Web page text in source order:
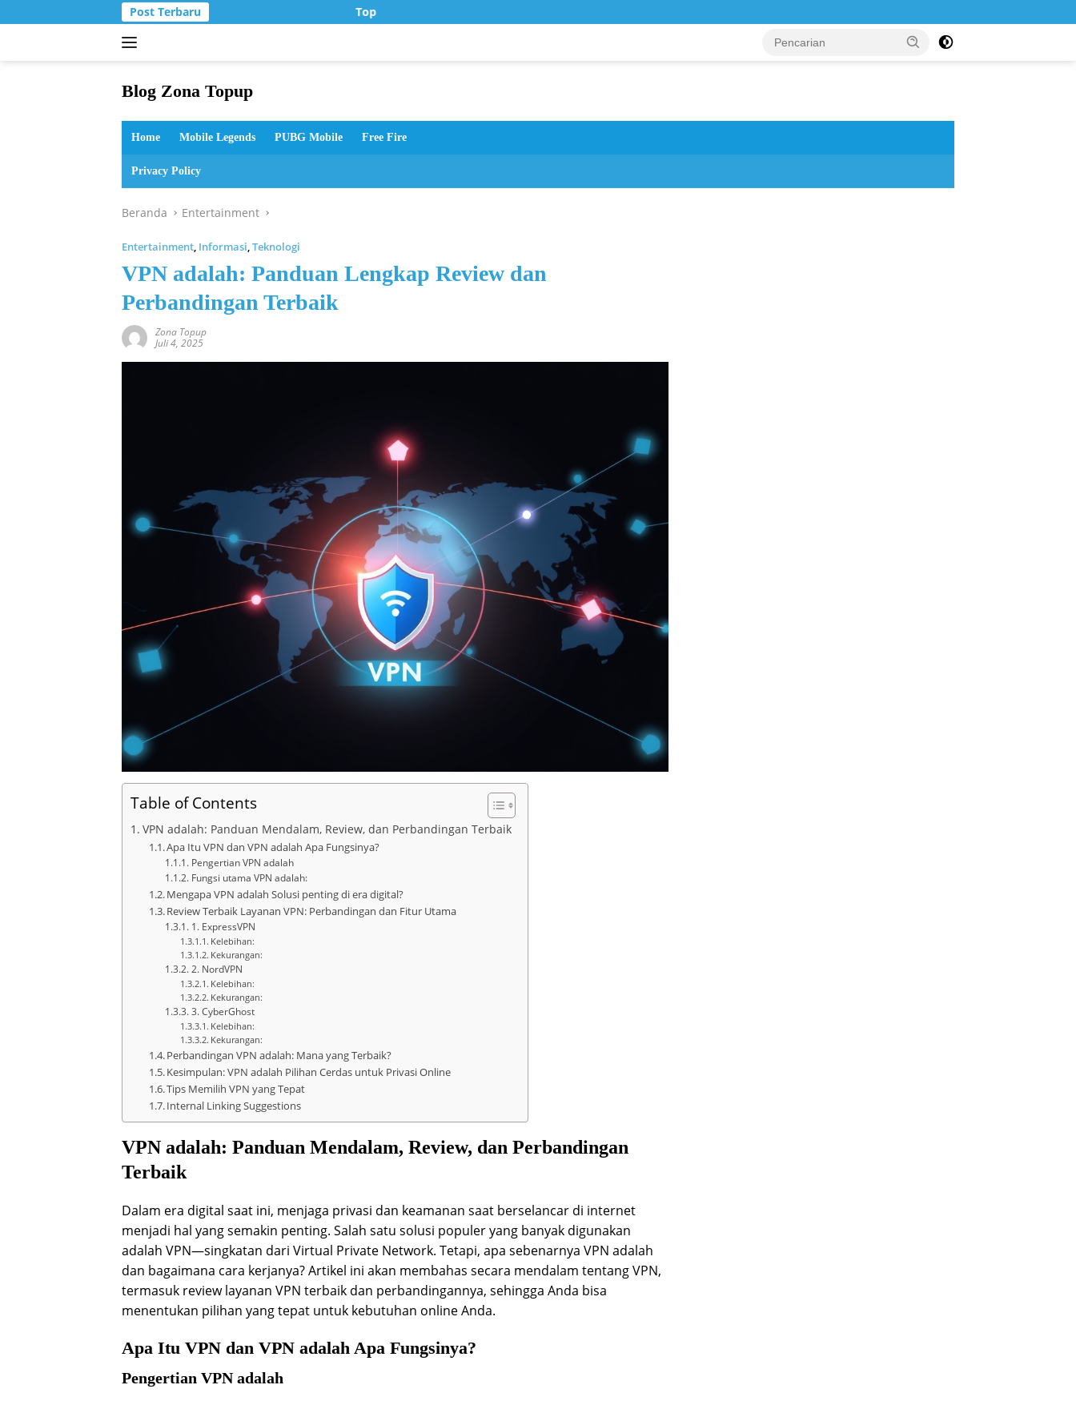
ke
Post Terbaru Top Up Murah di Zona Topup
Blog Zona Topup
dan
bermain
Home Mobile Legends PUBG Mobile Free Fire
Privacy Policy
Beranda Entertainment
Entertainment, Informasi,Teknologi
VPN adalah: Panduan Lengkap Review dan
Perbandingan Terbaik
Zona Topup
Juli 4, 2025
Table of Contents
VPN adalah: Panduan Mendalam, Review, dan Perbandingan Terbaik
Apa Itu VPN dan VPN adalah Apa Fungsinya?
Pengertian VPN adalah
Fungsi utama VPN adalah:
Mengapa VPN adalah Solusi penting di era digital?
Review Terbaik Layanan VPN: Perbandingan dan Fitur Utama
1. ExpressVPN
Kelebihan:
Kekurangan:
2. NordVPN
Kelebihan:
Kekurangan:
3. CyberGhost
Kelebihan:
Kekurangan:
Perbandingan VPN adalah: Mana yang Terbaik?
Kesimpulan: VPN adalah Pilihan Cerdas untuk Privasi Online
Tips Memilih VPN yang Tepat
Internal Linking Suggestions
VPN adalah: Panduan Mendalam, Review, dan Perbandingan
Terbaik
Dalam era digital saat ini, menjaga privasi dan keamanan saat berselancar di internet
menjadi hal yang semakin penting. Salah satu solusi populer yang banyak digunakan
adalah VPN—singkatan dari Virtual Private Network. Tetapi, apa sebenarnya VPN adalah
dan bagaimana cara kerjanya? Artikel ini akan membahas secara mendalam tentang VPN,
termasuk review layanan VPN terbaik dan perbandingannya, sehingga Anda bisa
menentukan pilihan yang tepat untuk kebutuhan online Anda.
Apa Itu VPN dan VPN adalah Apa Fungsinya?
Pengertian VPN adalah